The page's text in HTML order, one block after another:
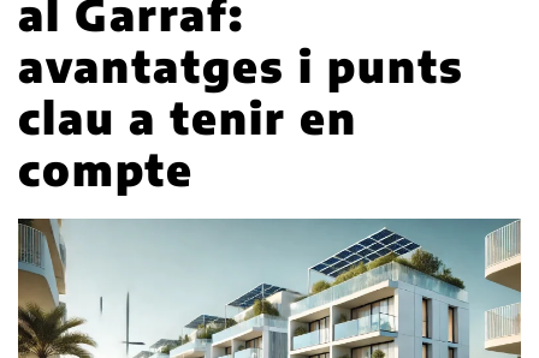
al Garraf:
avantatges i punts
clau a tenir en
compte